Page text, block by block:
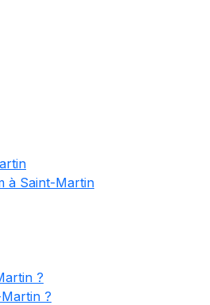
à Saint-Martin
?
?